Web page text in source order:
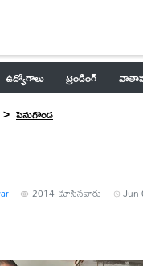
ఉద్యోగాలు ట్రెండింగ్
పెనుగొండ
2014చూసినవారు Jun